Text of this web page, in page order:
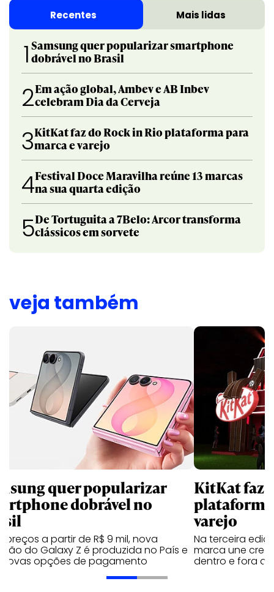
Recentes Mais lidas
1 Samsung quer popularizar smartphone
dobrável no Brasil
2Em ação global, Ambev e AB Inbev
celebram Dia da Cerveja
3KitKat faz do Rock in Rio plataforma para
marca e varejo
4Festival Doce Maravilha reúne 13 marcas
na sua quarta edição
5De Tortuguita a 7Belo: Arcor transforma
clássicos em sorvete
veja também
quer popularizar
dobrável no
preços a partir de R$ 9 mil, nova
do Galaxy Z é produzida no País e
opções de pagamento
KitKat faz
plataforma
varejo
Na terceira
marca une
dentro e fora